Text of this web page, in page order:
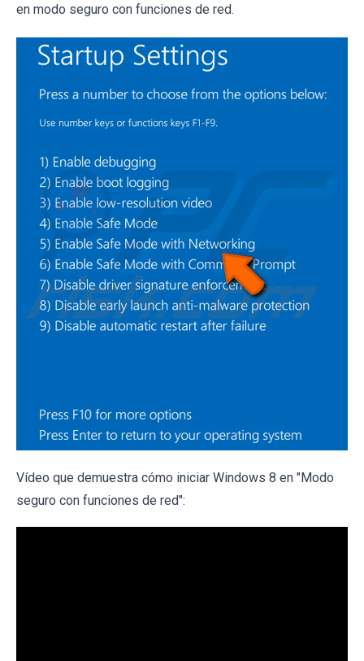
en modo seguro con funciones de red.
Vídeo que demuestra cómo iniciar Windows 8 en "Modo
seguro con funciones de red":